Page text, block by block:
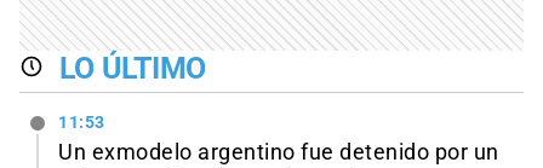
LO ÚLTIMO
11:53
Un exmodelo argentino fue detenido por un